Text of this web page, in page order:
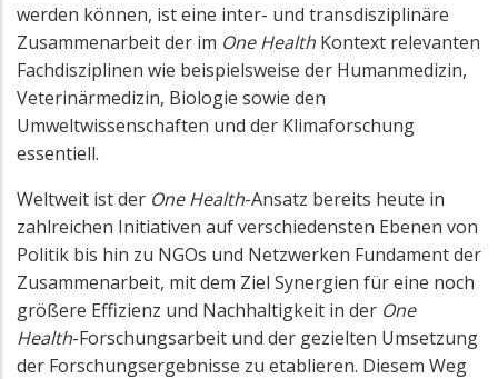
werden können, ist eine inter- und transdisziplinäre
Zusammenarbeit der im One Health Kontext relevanten
Fachdisziplinen wie beispielsweise der Humanmedizin,
Veterinärmedizin, Biologie sowie den
Umweltwissenschaften und der Klimaforschung
essentiell.
Weltweit ist der One Health-Ansatz bereits heute in
zahlreichen Initiativen auf verschiedensten Ebenen von
Politik bis hin zu NGOs und Netzwerken Fundament der
Zusammenarbeit, mit dem Ziel Synergien für eine noch
größere Effizienz und Nachhaltigkeit in der One
Health-Forschungsarbeit und der gezielten Umsetzung
der Forschungsergebnisse zu etablieren. Diesem Weg